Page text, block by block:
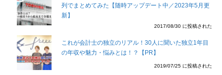
列でまとめてみた【随時アップデート中／2023年5月更
新】
2017/08/30 に投稿された
これが会計士の独立のリアル！30人に聞いた独立1年目
の年収や魅力・悩みとは！？【PR】
2019/07/25 に投稿された